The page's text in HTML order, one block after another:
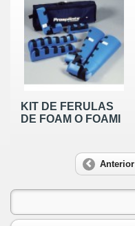
KIT DE FERULAS
DE FOAM O FOAMI
Anterior